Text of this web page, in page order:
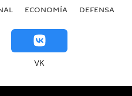
ECONOMÍA DEFENSA
VK